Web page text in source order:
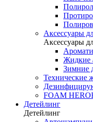
Аксессуары
Аксессуары
Жидкие
Зимние
Технические
FOAM
Детейлинг
Детейлинг